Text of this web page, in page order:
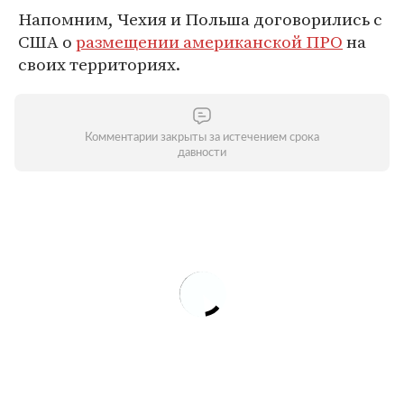
Напомним, Чехия и Польша договорились с
США оразмещении американской ПРОна
своих территориях.
Комментарии закрыты за истечением срока
давности